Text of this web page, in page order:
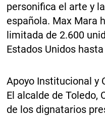
personifica el arte y
española. Max Mara
limitada de 2.600
Estados Unidos
Apoyo Institucional y
El alcalde de Toledo,
de los dignatarios